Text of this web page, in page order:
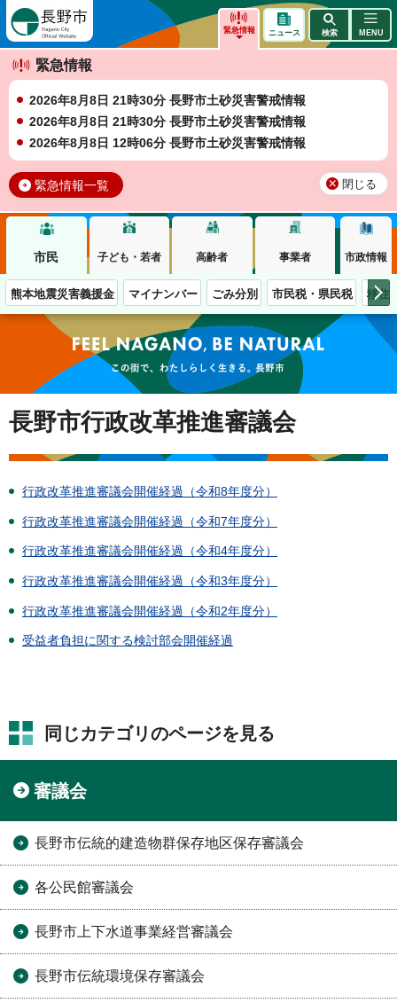
緊急情報
緊急情報
2026年8月8日 21時30分 長野市土砂災害警戒情報
2026年8月8日 21時30分 長野市土砂災害警戒情報
2026年8月8日 12時06分 長野市土砂災害警戒情報
緊急情報一覧 閉じる
ニュース 検索 MENU
市民 子ども・若者 高齢者 事業者 市政情報
熊本地震災害義援金 マイナンバー ごみ分別 市民税・県民税 移住
この街で、わたしらしく生きる。長野市
長野市行政改革推進審議会
行政改革推進審議会開催経過（令和8年度分）
行政改革推進審議会開催経過（令和7年度分）
行政改革推進審議会開催経過（令和4年度分）
行政改革推進審議会開催経過（令和3年度分）
行政改革推進審議会開催経過（令和2年度分）
受益者負担に関する検討部会開催経過
同じカテゴリのページを見る
審議会
長野市伝統的建造物群保存地区保存審議会
各公民館審議会
長野市上下水道事業経営審議会
長野市伝統環境保存審議会